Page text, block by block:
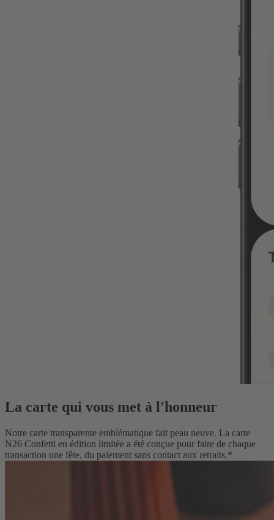
La carte qui vous met à l'honneur
Notre carte transparente emblématique fait peau neuve. La carte
N26 Confetti en édition limitée a été conçue pour faire de chaque
transaction une fête, du paiement sans contact aux retraits.*